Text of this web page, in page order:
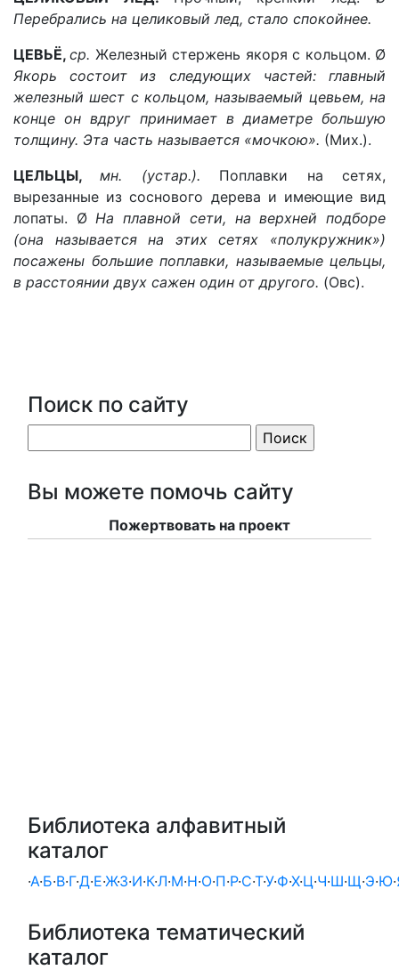
Перебрались на целиковый лед, стало спокойнее.
ЦЕВЬЁ,ср. Железный стержень якоря с кольцом. Ø
Якорь состоит из следующих частей: главный
железный шест с кольцом, называемый цевьем, на
конце он вдруг принимает в диаметре большую
толщину. Эта часть называется «мочкою». (Мих.).
ЦЕЛЬЦЫ,мн. (устар.). Поплавки на сетях,
вырезанные из соснового дерева и имеющие вид
лопаты. ØНа плавной сети, на верхней подборе
(она называется на этих сетях «полукружник»)
посажены большие поплавки, называемые цельцы,
в расстоянии двух сажен один от другого. (Овс).
Поиск по сайту
Вы можете помочь сайту
Пожертвовать на проект
Библиотека алфавитный
каталог
·А·Б·В·Г·Д·Е·Ж·З·И·К·Л·М·Н·О·П·Р·С·Т·У·Ф·Х·Ц·Ч·Ш·Щ·Э·Ю·
Библиотека тематический
каталог